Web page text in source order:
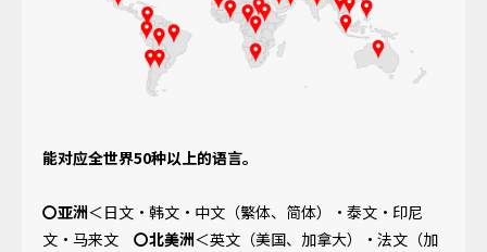
能对应全世界50种以上的语言。
〇亚洲＜日文‧韩文‧中文（繁体、简体）‧泰文‧印尼
文‧马来文〇北美洲＜英文（美国、加拿大）‧法文（加